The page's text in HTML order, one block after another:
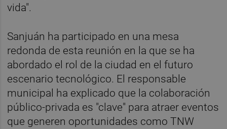
vida".
Sanjuán ha participado en una mesa
redonda de esta reunión en la que se ha
abordado el rol de la ciudad en el futuro
escenario tecnológico. El responsable
municipal ha explicado que la colaboración
público-privada es "clave" para atraer eventos
que generen oportunidades como TNW